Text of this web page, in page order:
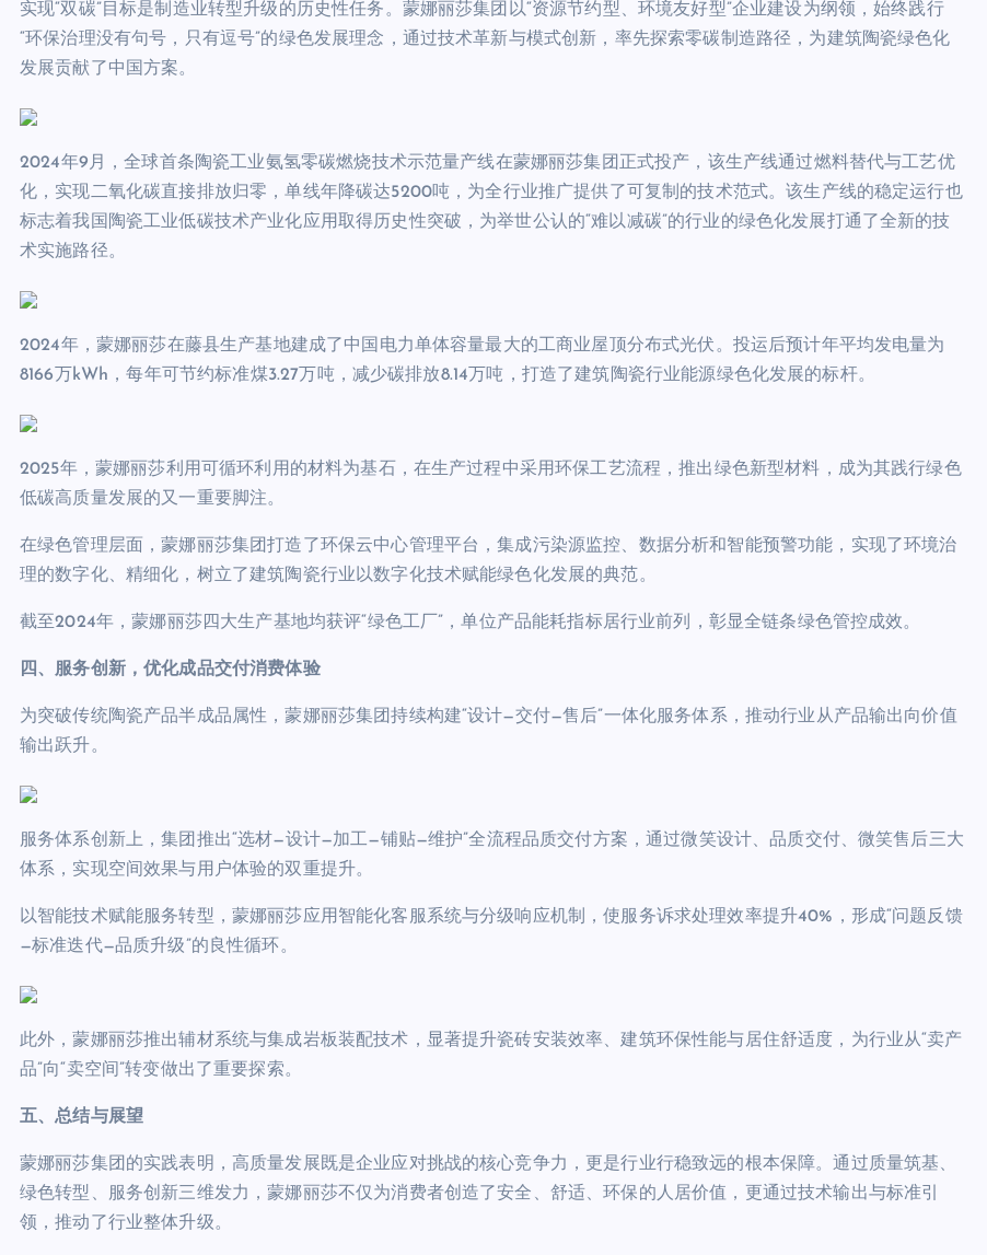
实现“双碳”目标是制造业转型升级的历史性任务。蒙娜丽莎集团以“资源节约型、环境友好型”企业建设为纲领，始终践行
“环保治理没有句号，只有逗号”的绿色发展理念，通过技术革新与模式创新，率先探索零碳制造路径，为建筑陶瓷绿色化
发展贡献了中国方案。
2024年9月，全球首条陶瓷工业氨氢零碳燃烧技术示范量产线在蒙娜丽莎集团正式投产，该生产线通过燃料替代与工艺优
化，实现二氧化碳直接排放归零，单线年降碳达5200吨，为全行业推广提供了可复制的技术范式。该生产线的稳定运行也
标志着我国陶瓷工业低碳技术产业化应用取得历史性突破，为举世公认的“难以减碳”的行业的绿色化发展打通了全新的技
术实施路径。
2024年，蒙娜丽莎在藤县生产基地建成了中国电力单体容量最大的工商业屋顶分布式光伏。投运后预计年平均发电量为
8166万kWh，每年可节约标准煤3.27万吨，减少碳排放8.14万吨，打造了建筑陶瓷行业能源绿色化发展的标杆。
2025年，蒙娜丽莎利用可循环利用的材料为基石，在生产过程中采用环保工艺流程，推出绿色新型材料，成为其践行绿色
低碳高质量发展的又一重要脚注。
在绿色管理层面，蒙娜丽莎集团打造了环保云中心管理平台，集成污染源监控、数据分析和智能预警功能，实现了环境治
理的数字化、精细化，树立了建筑陶瓷行业以数字化技术赋能绿色化发展的典范。
截至2024年，蒙娜丽莎四大生产基地均获评“绿色工厂”，单位产品能耗指标居行业前列，彰显全链条绿色管控成效。
四、服务创新，优化成品交付消费体验
为突破传统陶瓷产品半成品属性，蒙娜丽莎集团持续构建“设计—交付—售后”一体化服务体系，推动行业从产品输出向价值
输出跃升。
服务体系创新上，集团推出“选材—设计—加工—铺贴—维护”全流程品质交付方案，通过微笑设计、品质交付、微笑售后三大
体系，实现空间效果与用户体验的双重提升。
以智能技术赋能服务转型，蒙娜丽莎应用智能化客服系统与分级响应机制，使服务诉求处理效率提升40%，形成“问题反馈
—标准迭代—品质升级”的良性循环。
此外，蒙娜丽莎推出辅材系统与集成岩板装配技术，显著提升瓷砖安装效率、建筑环保性能与居住舒适度，为行业从“卖产
品”向“卖空间”转变做出了重要探索。
五、总结与展望
蒙娜丽莎集团的实践表明，高质量发展既是企业应对挑战的核心竞争力，更是行业行稳致远的根本保障。通过质量筑基、
绿色转型、服务创新三维发力，蒙娜丽莎不仅为消费者创造了安全、舒适、环保的人居价值，更通过技术输出与标准引
领，推动了行业整体升级。